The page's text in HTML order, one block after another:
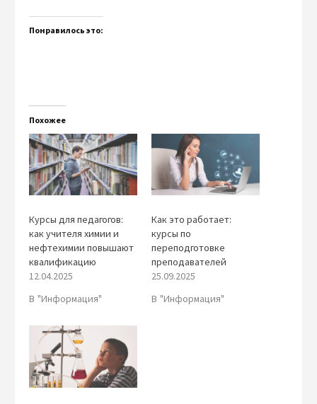
Понравилось это:
Похожее
Курсы для педагогов:
как учителя химии и
нефтехимии повышают
квалификацию
12.04.2025
В "Информация"
Как это работает:
курсы по
переподготовке
преподавателей
25.09.2025
В "Информация"